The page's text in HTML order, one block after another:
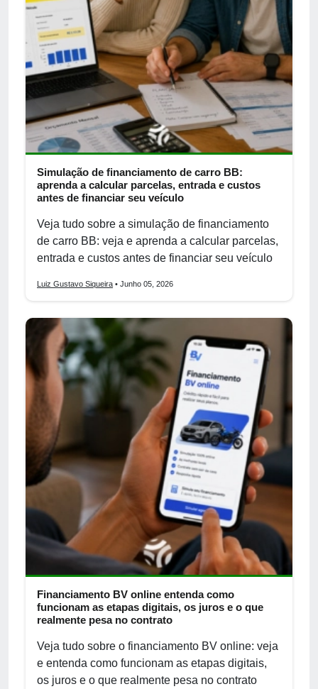
Simulação de financiamento de carro BB:
aprenda a calcular parcelas, entrada e custos
antes de financiar seu veículo
Veja tudo sobre a simulação de financiamento
de carro BB: veja e aprenda a calcular parcelas,
entrada e custos antes de financiar seu veículo
Luiz Gustavo Siqueira • Junho 05, 2026
Financiamento BV online entenda como
funcionam as etapas digitais, os juros e o que
realmente pesa no contrato
Veja tudo sobre o financiamento BV online: veja
e entenda como funcionam as etapas digitais,
os juros e o que realmente pesa no contrato